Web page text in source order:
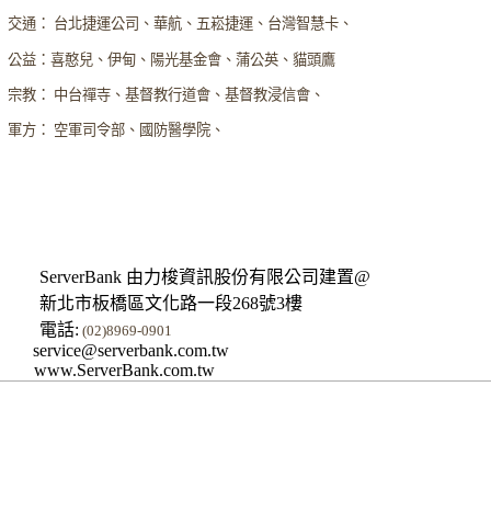
交通： 台北捷運公司、華航、五崧捷運、台灣智慧卡、
公益：喜憨兒、伊甸、陽光基金會、蒲公英、貓頭鷹
宗教： 中台禪寺、基督教行道會、基督教浸信會、
軍方： 空軍司令部、國防醫學院、
ServerBank 由力梭資訊股份有限公司建置@
新北市板橋區文化路一段268號3樓
電話: (02)8969-0901
service@serverbank.com.tw
www.ServerBank.com.tw